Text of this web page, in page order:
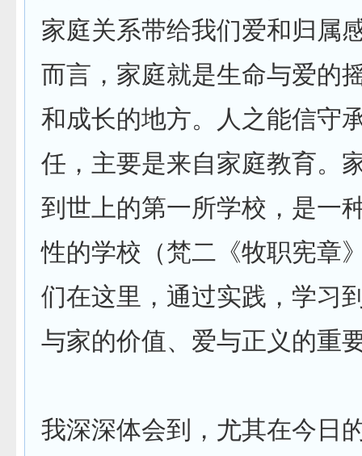
家庭关系带给我们爱和归属
而言，家庭就是生命与爱的
和成长的地方。人之能信守
任，主要是来自家庭教育。
到世上的第一所学校，是一
性的学校（梵二《牧职宪章
们在这里，通过实践，学习
与家的价值、爱与正义的重
我深深体会到，尤其在今日